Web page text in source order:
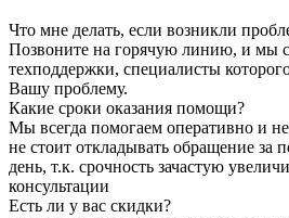
Что мне делать, если возникли
Позвоните на горячую линию, и мы
техподдержки, специалисты
Вашу проблему.
Какие сроки оказания помощи?
Мы всегда помогаем оперативно и
не стоит откладывать обращение за
день, т.к. срочность зачастую
консультации
Есть ли у вас скидки?